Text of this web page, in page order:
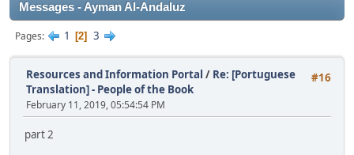
Messages - Ayman Al-Andaluz
Pages 1 2 3
#16
Resources and Information Portal / Re: [Portuguese
Translation] - People of the Book
February 11, 2019, 05:54:54 PM
part 2